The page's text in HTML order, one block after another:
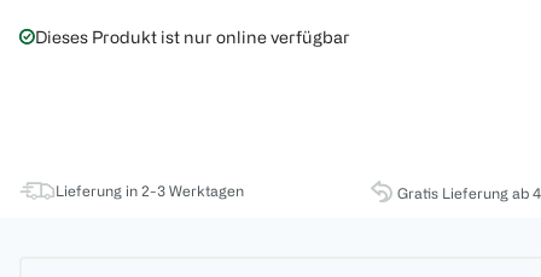
Dieses Produkt ist nur online verfügbar
Lieferung in 2-3 Werktagen Gratis Lieferung ab